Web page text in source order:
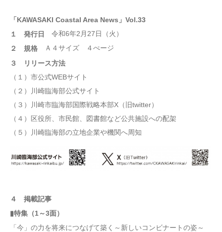
「KAWASAKI Coastal Area News」Vol.33
１ 発行日 令和6年2月27日（火）
２ 規格
Ａ４サイズ ４ぺージ
３ リリース方法
（１）市公式WEBサイト
（２）川崎臨海部公式サイト
（３）川崎市臨海部国際戦略本部X（旧twitter）
（４）区役所、市民館、図書館など公共施設への配架
（５）川崎臨海部の立地企業や機関へ周知
４ 掲載記事
▮特集（1～3面）
「今」の力を将来につなげて築く～新しいコンビナートの姿～